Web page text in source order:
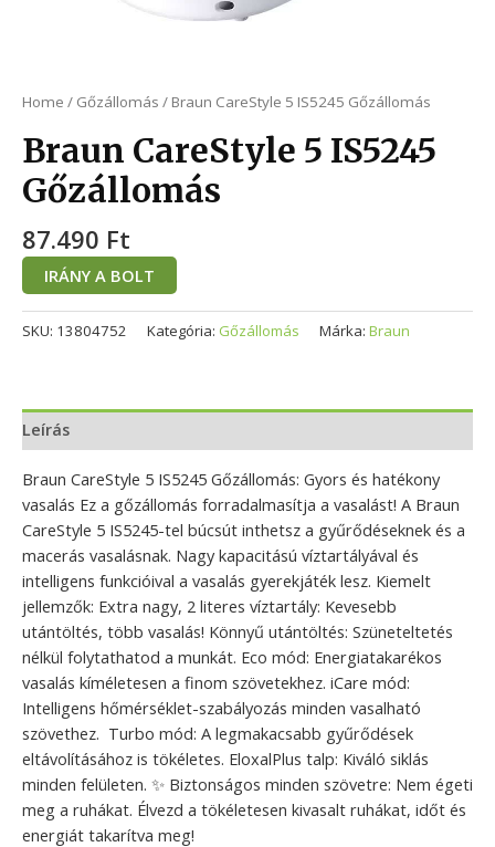
Home / Gőzállomás / Braun CareStyle 5 IS5245 Gőzállomás
Braun CareStyle 5 IS5245
Gőzállomás
87.490 Ft
IRÁNY A BOLT
SKU: 13804752 Kategória: Gőzállomás Márka: Braun
Leírás
Braun CareStyle 5 IS5245 Gőzállomás: Gyors és hatékony
vasalás Ez a gőzállomás forradalmasítja a vasalást! A Braun
CareStyle 5 IS5245-tel búcsút inthetsz a gyűrődéseknek és a
macerás vasalásnak. Nagy kapacitású víztartályával és
intelligens funkcióival a vasalás gyerekjáték lesz. Kiemelt
jellemzők: Extra nagy, 2 literes víztartály: Kevesebb
utántöltés, több vasalás! Könnyű utántöltés: Szüneteltetés
nélkül folytathatod a munkát. Eco mód: Energiatakarékos
vasalás kíméletesen a finom szövetekhez. iCare mód:
Intelligens hőmérséklet-szabályozás minden vasalható
szövethez. ️ Turbo mód: A legmakacsabb gyűrődések
eltávolításához is tökéletes. EloxalPlus talp: Kiváló siklás
minden felületen. ✨ Biztonságos minden szövetre: Nem égeti
meg a ruhákat. Élvezd a tökéletesen kivasalt ruhákat, időt és
energiát takarítva meg!